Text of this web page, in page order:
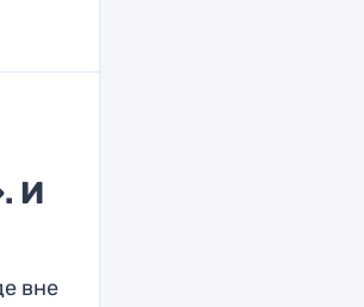
И
вне